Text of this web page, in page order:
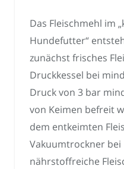
Das Fleischmehl im
Hundefutter“
zunächst frisches
Druckkessel bei
Druck von 3 bar
von Keimen befreit
dem entkeimten
Vakuumtrockner bei
nährstoffreiche